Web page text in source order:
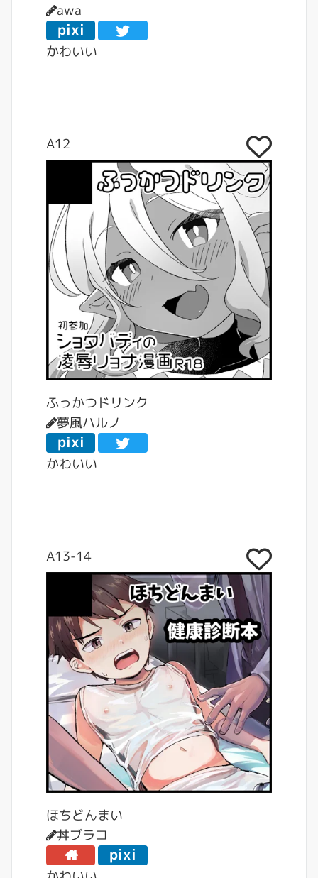
awa
pixi
v
かわいい
A12
ふっかつドリンク
夢風ハルノ
pixi
v
かわいい
A13-14
ほちどんまい
丼ブラコ
pixi
v